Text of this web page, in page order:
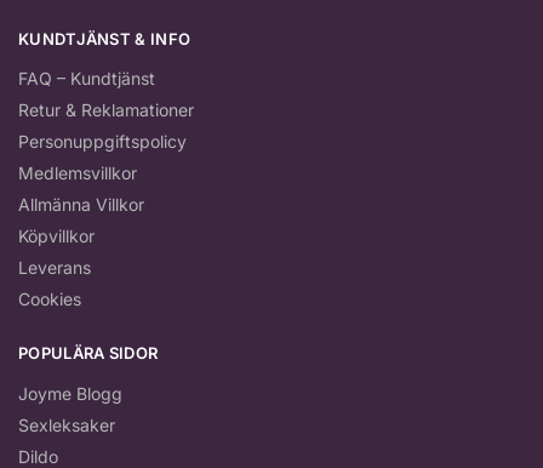
KUNDTJÄNST & INFO
FAQ – Kundtjänst
Retur & Reklamationer
Personuppgiftspolicy
Medlemsvillkor
Allmänna Villkor
Köpvillkor
Leverans
Cookies
POPULÄRA SIDOR
Joyme Blogg
Sexleksaker
Dildo